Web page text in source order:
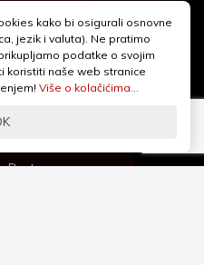
Podrška
Dostava
+385 1 2455 950
webshop@iqcentar.hr
Pon - Pet od 9 - 17h
kako bi osigurali osnovne
jezik i valuta). Ne pratimo
podatke o svojim
koristiti naše web stranice
Više o kolačićima...